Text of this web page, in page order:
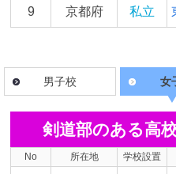
9 京都府 私立
男子校 女
剣道部のある高
No 所在地 学校設置